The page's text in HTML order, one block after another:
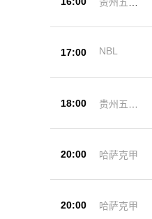
17:00 NBL
18:00
贵州五峰
20:00 哈萨克甲
20:00 哈萨克甲